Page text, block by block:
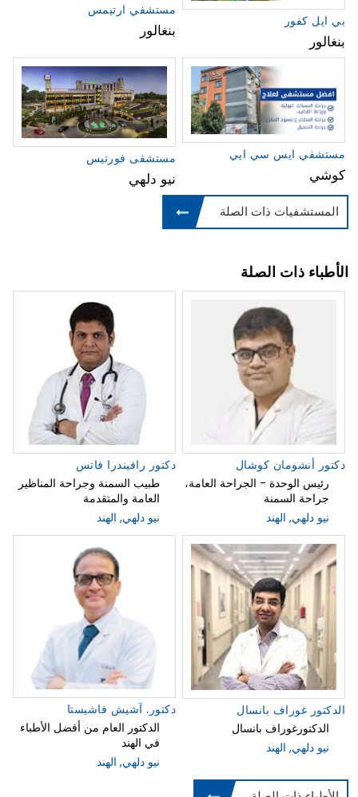
مستشفي ارتيمس
بنغالور بي ايل كفور
بنغالور
مستشفى فورتيس
نيو دلهي
مستشفي ايس سي ايي
كوشي
المستشفيات ذات الصلة
الأطباء ذات الصلة
دكتور رافيندرا فاتس
طبيب السمنة وجراحة المناظير
العامة والمتقدمة
نيو دلهي, الهند
دكتور أنشومان كوشال
رئيس الوحدة - الجراحة العامة،
جراحة السمنة
نيو دلهي, الهند
دكتور. آشيش فاشيستا
الدكتور العام من أفضل الأطباء
في الهند
نيو دلهي, الهند
الدكتور غوراف بانسال
الدكتورغوراف بانسال
نيو دلهي, الهند